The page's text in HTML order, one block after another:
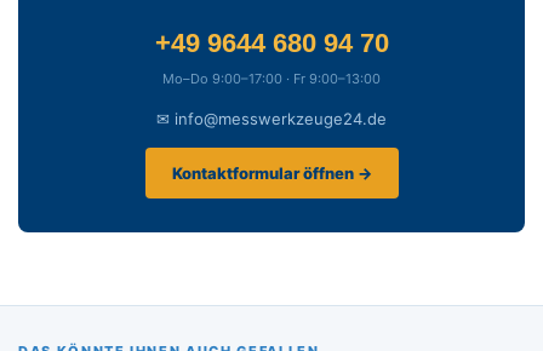
+49 9644 680 94 70
Mo–Do 9:00–17:00 · Fr 9:00–13:00
✉ info@messwerkzeuge24.de
Kontaktformular öffnen →